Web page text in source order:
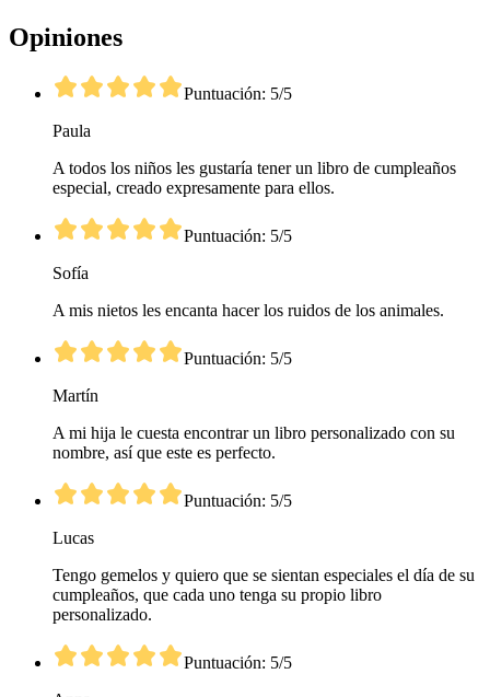
Opiniones
Puntuación: 5/5
Paula
A todos los niños les gustaría tener un libro de cumpleaños
especial, creado expresamente para ellos.
Puntuación: 5/5
Sofía
A mis nietos les encanta hacer los ruidos de los animales.
Puntuación: 5/5
Martín
A mi hija le cuesta encontrar un libro personalizado con su
nombre, así que este es perfecto.
Puntuación: 5/5
Lucas
Tengo gemelos y quiero que se sientan especiales el día de su
cumpleaños, que cada uno tenga su propio libro
personalizado.
Puntuación: 5/5